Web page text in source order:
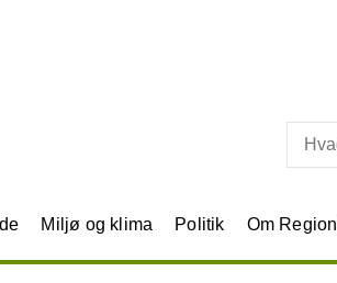
Miljø og klima Politik Om